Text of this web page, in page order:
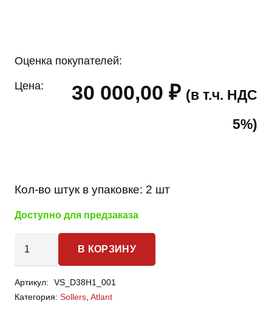
Оценка покупателей:
Цена: 30 000,00 ₽ (в т.ч. НДС
5%)
Кол-во штук в упаковке: 2 шт
Доступно для предзаказа
товара
Atlant
-
В КОРЗИНУ
Артикул:
VS_D38H1_001
Категория: Sollers Atlant